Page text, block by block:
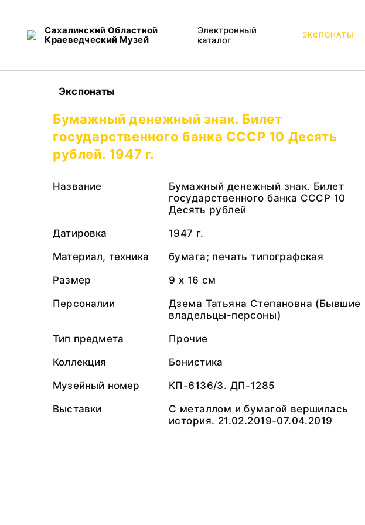
Сахалинский Областной
Краеведческий Музей
Электронный
каталог
ЭКСПОНАТЫ
Экспонаты
Бумажный денежный знак. Билет
государственного банка СССР 10 Десять
рублей. 1947 г.
Название
Бумажный денежный знак. Билет
государственного банка СССР 10
Десять рублей
Датировка
1947 г.
Материал, техника
бумага; печать типографская
Размер
9 х 16 см
Персоналии
Дзема Татьяна Степановна (Бывшие
владельцы-персоны)
Тип предмета
Прочие
Коллекция
Бонистика
Музейный номер
КП-6136/3. ДП-1285
Выставки
С металлом и бумагой вершилась
история. 21.02.2019-07.04.2019